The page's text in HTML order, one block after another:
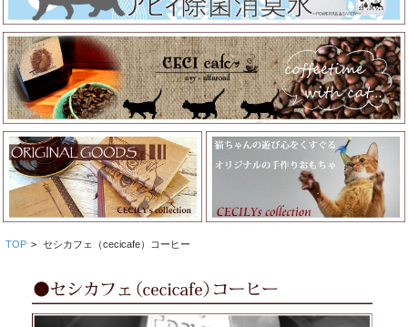
TOP > セシカフェ（cecicafe）コーヒー